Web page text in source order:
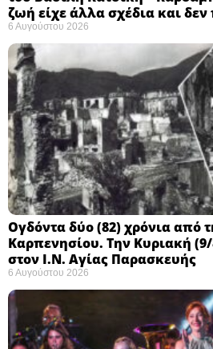
ζωή είχε άλλα σχέδια και
6 Αυγούστου 2026
Ογδόντα δύο (82) χρόνια από
Καρπενησίου. Την Κυριακή
στον Ι.Ν. Αγίας Παρασκευής
6 Αυγούστου 2026